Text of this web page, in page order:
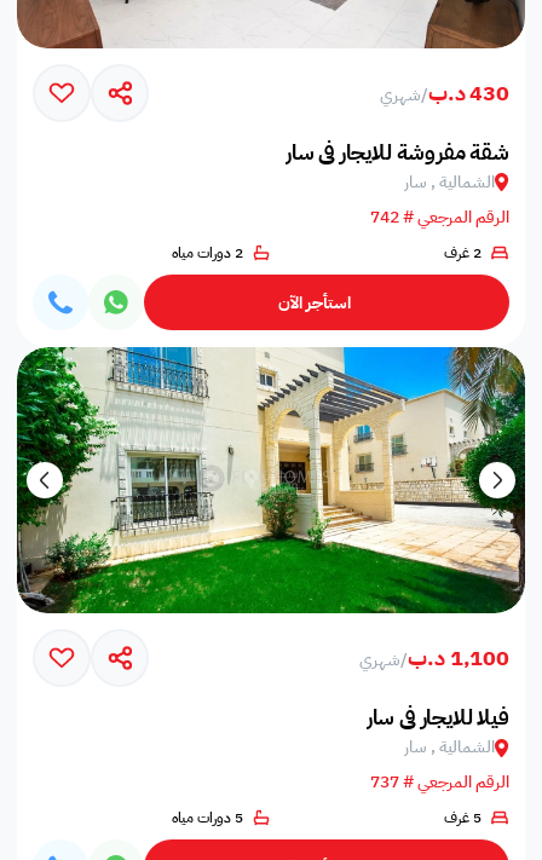
430 د.ب /شهري
شقة مفروشة للايجار في سار
الشمالية , سار
الرقم المرجعي # 742
2 غرف 2 دورات مياه
استأجر الآن
1,100 د.ب /شهري
فيلا للايجار في سار
الشمالية , سار
الرقم المرجعي # 737
5 غرف 5 دورات مياه